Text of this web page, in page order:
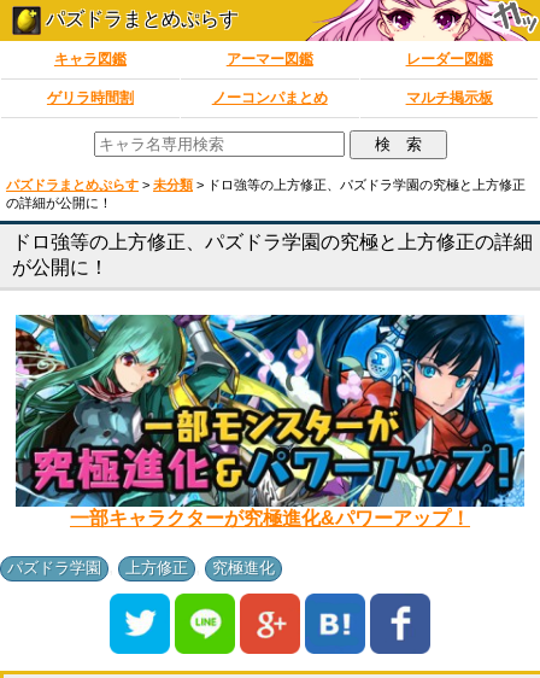
パズドラまとめぷらす
キャラ図鑑 アーマー図鑑 レーダー図鑑
ゲリラ時間割 ノーコンパまとめ マルチ掲示板
パズドラまとめぷらす > 未分類 > ドロ強等の上方修正、パズドラ学園の究極と上方修正
の詳細が公開に！
ドロ強等の上方修正、パズドラ学園の究極と上方修正の詳細
が公開に！
一部キャラクターが究極進化&パワーアップ！
パズドラ学園 上方修正 究極進化